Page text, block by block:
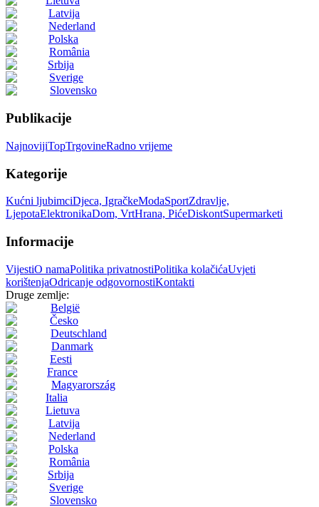
Latvija
Nederland
Polska
România
Srbija
Sverige
Slovensko
Publikacije
NajnovijiTopTrgovineRadno vrijeme
Kategorije
Kućni ljubimciDjeca, IgračkeModaSportZdravlje,
LjepotaElektronikaDom, VrtHrana, PićeDiskontSupermarketi
Informacije
VijestiO namaPolitika privatnostiPolitika kolačićaUvjeti
korištenjaOdricanje odgovornostiKontakti
Druge zemlje:
België
Česko
Deutschland
Danmark
Eesti
France
Magyarország
Italia
Lietuva
Latvija
Nederland
Polska
România
Srbija
Sverige
Slovensko